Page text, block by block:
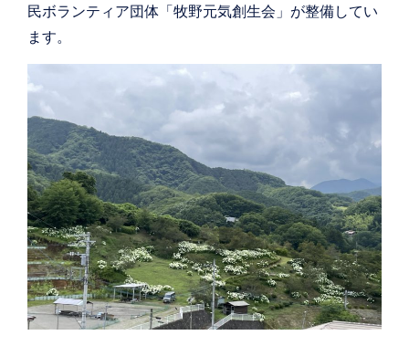
民ボランティア団体「牧野元気創生会」が整備してい
ます。